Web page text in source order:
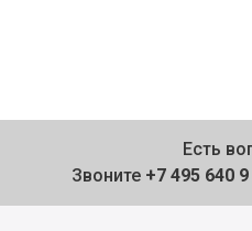
Есть
Звоните +7 495 640